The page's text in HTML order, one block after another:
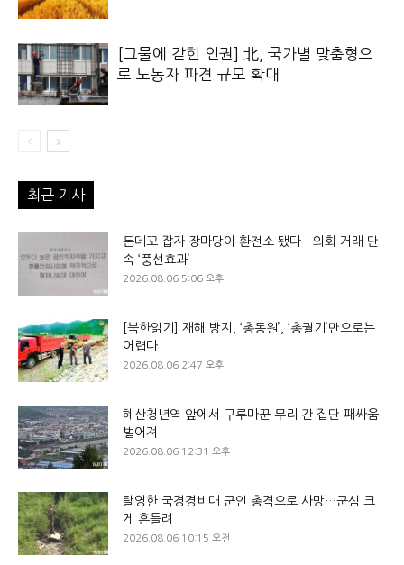
[그물에 갇힌 인권] 北, 국가별 맞춤형으
로 노동자 파견 규모 확대
최근 기사
돈데꼬 잡자 장마당이 환전소 됐다…외화 거래 단
속 ‘풍선효과’
2026.08.06 5:06 오후
[북한읽기] 재해 방지, ‘총동원’, ‘총궐기’만으로는
어렵다
2026.08.06 2:47 오후
혜산청년역 앞에서 구루마꾼 무리 간 집단 패싸움
벌어져
2026.08.06 12:31 오후
탈영한 국경경비대 군인 총격으로 사망…군심 크
게 흔들려
2026.08.06 10:15 오전